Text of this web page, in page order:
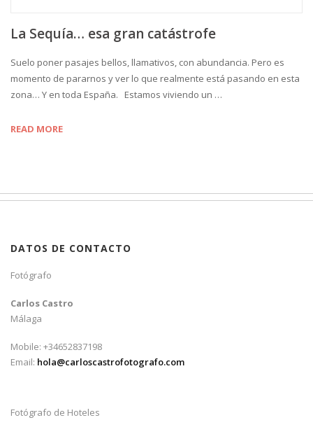
La Sequía… esa gran catástrofe
Suelo poner pasajes bellos, llamativos, con abundancia. Pero es
momento de pararnos y ver lo que realmente está pasando en esta
zona… Y en toda España. Estamos viviendo un …
READ MORE
DATOS DE CONTACTO
Fotógrafo
Carlos Castro
Málaga
Mobile: +34652837198
Email: hola@carloscastrofotografo.com
Fotógrafo de Hoteles